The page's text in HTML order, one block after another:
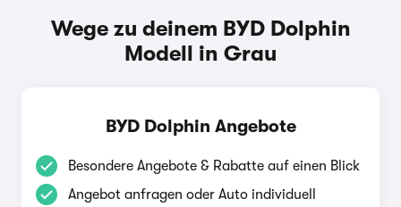
Wege zu deinem BYD Dolphin
Modell in Grau
BYD Dolphin Angebote
Besondere Angebote & Rabatte auf einen Blick
Angebot anfragen oder Auto individuell